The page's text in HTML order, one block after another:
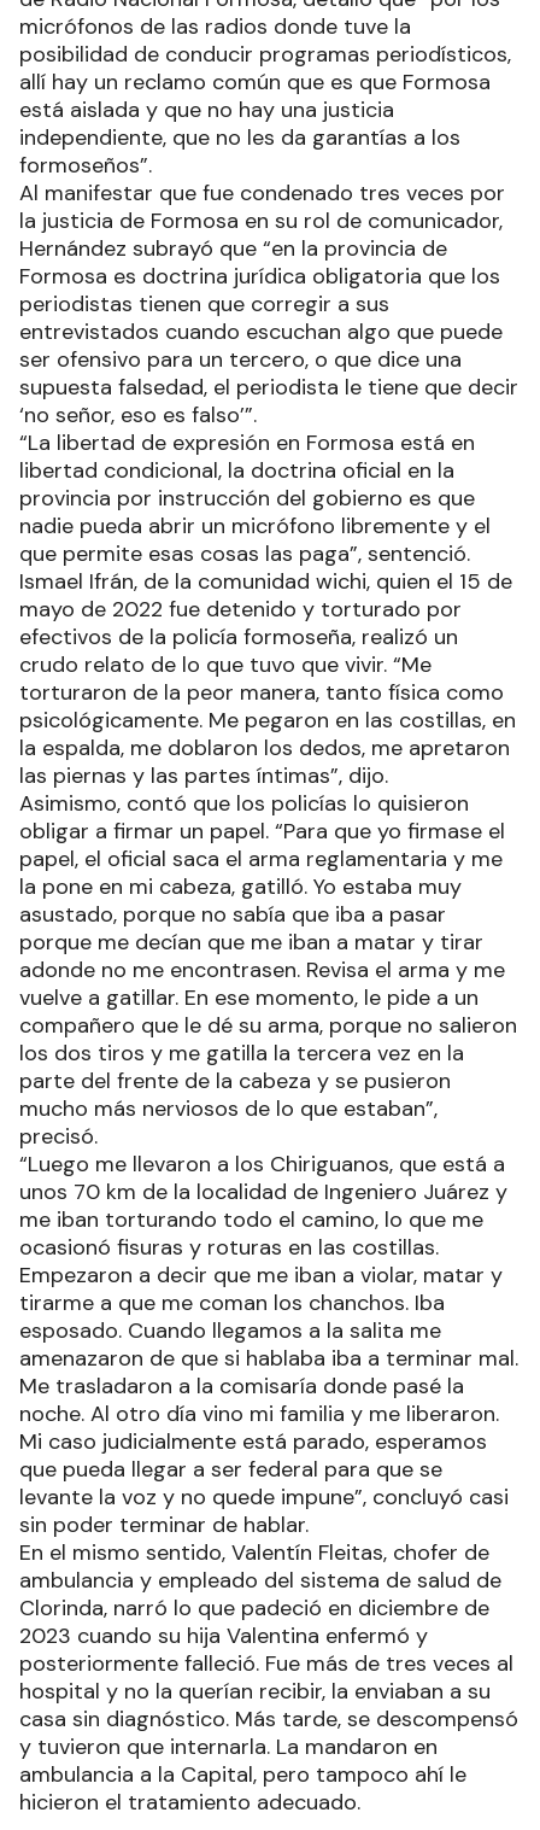
micrófonos de las radios donde tuve la
posibilidad de conducir programas periodísticos,
allí hay un reclamo común que es que Formosa
está aislada y que no hay una justicia
independiente, que no les da garantías a los
formoseños”.
Al manifestar que fue condenado tres veces por
la justicia de Formosa en su rol de comunicador,
Hernández subrayó que “en la provincia de
Formosa es doctrina jurídica obligatoria que los
periodistas tienen que corregir a sus
entrevistados cuando escuchan algo que puede
ser ofensivo para un tercero, o que dice una
supuesta falsedad, el periodista le tiene que decir
‘no señor, eso es falso’”.
“La libertad de expresión en Formosa está en
libertad condicional, la doctrina oficial en la
provincia por instrucción del gobierno es que
nadie pueda abrir un micrófono libremente y el
que permite esas cosas las paga”, sentenció.
Ismael Ifrán, de la comunidad wichi, quien el 15 de
mayo de 2022 fue detenido y torturado por
efectivos de la policía formoseña, realizó un
crudo relato de lo que tuvo que vivir. “Me
torturaron de la peor manera, tanto física como
psicológicamente. Me pegaron en las costillas, en
la espalda, me doblaron los dedos, me apretaron
las piernas y las partes íntimas”, dijo.
Asimismo, contó que los policías lo quisieron
obligar a firmar un papel. “Para que yo firmase el
papel, el oficial saca el arma reglamentaria y me
la pone en mi cabeza, gatilló. Yo estaba muy
asustado, porque no sabía que iba a pasar
porque me decían que me iban a matar y tirar
adonde no me encontrasen. Revisa el arma y me
vuelve a gatillar. En ese momento, le pide a un
compañero que le dé su arma, porque no salieron
los dos tiros y me gatilla la tercera vez en la
parte del frente de la cabeza y se pusieron
mucho más nerviosos de lo que estaban”,
precisó.
“Luego me llevaron a los Chiriguanos, que está a
unos 70 km de la localidad de Ingeniero Juárez y
me iban torturando todo el camino, lo que me
ocasionó fisuras y roturas en las costillas.
Empezaron a decir que me iban a violar, matar y
tirarme a que me coman los chanchos. Iba
esposado. Cuando llegamos a la salita me
amenazaron de que si hablaba iba a terminar mal.
Me trasladaron a la comisaría donde pasé la
noche. Al otro día vino mi familia y me liberaron.
Mi caso judicialmente está parado, esperamos
que pueda llegar a ser federal para que se
levante la voz y no quede impune”, concluyó casi
sin poder terminar de hablar.
En el mismo sentido, Valentín Fleitas, chofer de
ambulancia y empleado del sistema de salud de
Clorinda, narró lo que padeció en diciembre de
2023 cuando su hija Valentina enfermó y
posteriormente falleció. Fue más de tres veces al
hospital y no la querían recibir, la enviaban a su
casa sin diagnóstico. Más tarde, se descompensó
y tuvieron que internarla. La mandaron en
ambulancia a la Capital, pero tampoco ahí le
hicieron el tratamiento adecuado.